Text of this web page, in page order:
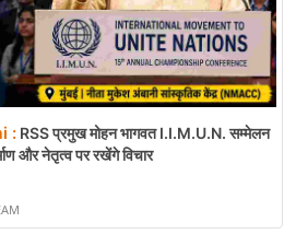
: RSS प्रमुख मोहन भागवत I.I.M.U.N. सम्मेलन
और नेतृत्व पर रखेंगे विचार